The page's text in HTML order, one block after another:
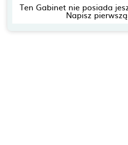
Ten Gabinet nie posiada
Napisz